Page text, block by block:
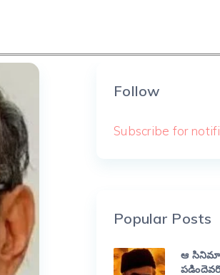
Follow
Subscribe for
Popular Posts
ఆ సినిమా